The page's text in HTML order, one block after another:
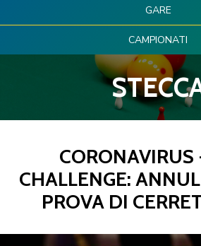
GARE
CAMPIONATI
CORONAVIRUS
CHALLENGE:
PROVA DI